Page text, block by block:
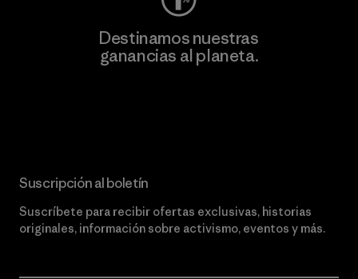
Destinamos nuestras
ganancias al planeta.
Suscripción al boletín
Suscríbete para recibir ofertas exclusivas, historias
originales, información sobre activismo, eventos y más.